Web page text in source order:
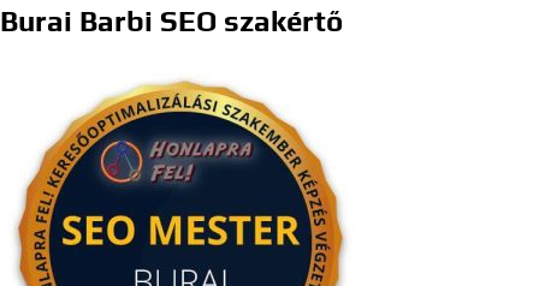
Burai Barbi SEO szakértő